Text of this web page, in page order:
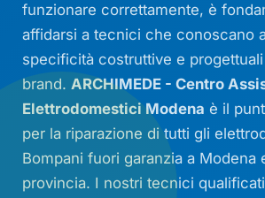
funzionare correttamente, è
affidarsi a tecnici che conoscano
specificità costruttive e
brand.ARCHIMEDE - Centro
Elettrodomestici Modena è il
per la riparazione di tutti gli
Bompani fuori garanzia a Modena
provincia. I nostri tecnici